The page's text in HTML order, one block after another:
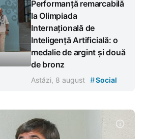
Performanță remarcabilă
la Olimpiada
Internațională de
Inteligență Artificială: o
medalie de argint și două
de bronz
Astăzi, 8 august #Social